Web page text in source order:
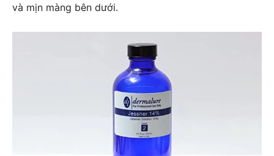
và mịn màng bên dưới.